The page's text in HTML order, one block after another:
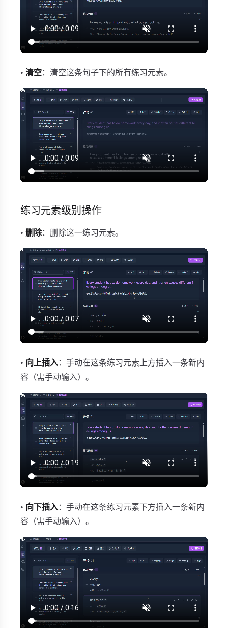
• 清空：清空这条句子下的所有练习元素。
练习元素级别操作
• 删除：删除这一练习元素。
• 向上插入：手动在这条练习元素上方插入一条新内
容（需手动输入）。
• 向下插入：手动在这条练习元素下方插入一条新内
容（需手动输入）。